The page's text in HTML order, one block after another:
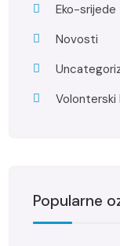
Eko-srijede
Novosti
Volonterski
Popularne